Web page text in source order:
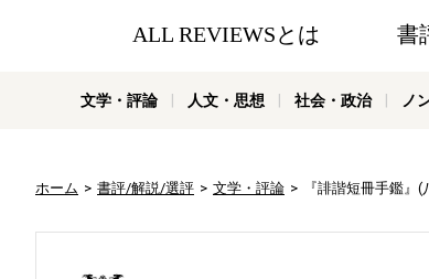
ALL REVIEWSとは 書
文学・評論 人文・思想 社会・政治 ノ
ホーム 書評/解説/選評 文学・評論 『誹諧短冊手鑑』